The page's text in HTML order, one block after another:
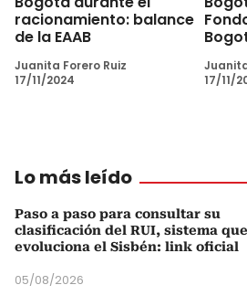
racionamiento: balance
de la EAAB
Juanita Forero Ruiz
17/11/2024
17/11/
Lo más leído
Paso a paso para consultar su
clasificación del RUI, sistema que
evoluciona el Sisbén: link oficial
05/08/2026